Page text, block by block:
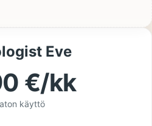
Eve
€/kk
käyttö